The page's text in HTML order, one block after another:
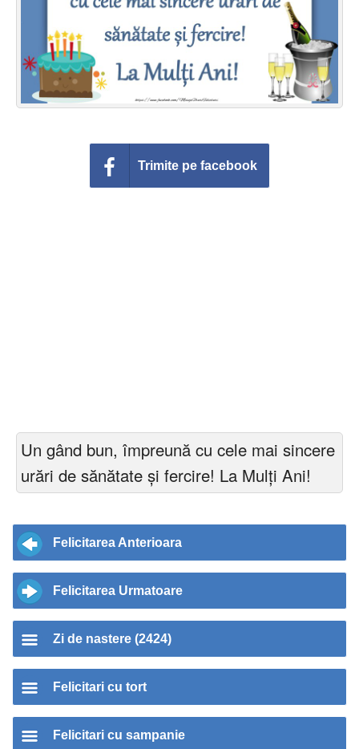
Felicitari muzicale personalizate
Felicitari animate
Invitatii personalizate
Trimite pe facebook
Un gând bun, împreună cu cele mai sincere
urări de sănătate și fercire! La Mulți Ani!
Felicitarea Anterioara
Felicitarea Urmatoare
Zi de nastere (2424)
Felicitari cu tort
Felicitari cu sampanie